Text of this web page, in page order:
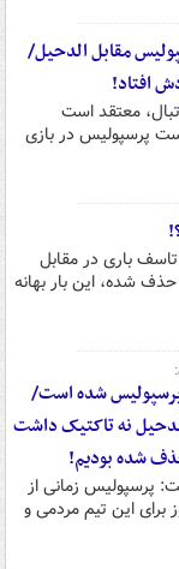
مقابل الدحیل/
افتاد!
معتقد است
پرسپولیس در بازی
باری در مقابل
شده، این بار بهانه
شده است/
نه تاکتیک داشت
حذف شده بودیم!
پرسپولیس زمانی از
این تیم مردمی و